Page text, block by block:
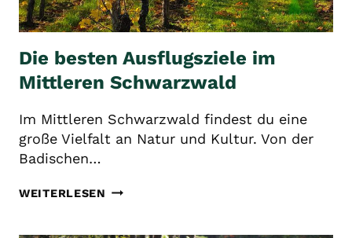
Die besten Ausflugsziele im
Mittleren Schwarzwald
Im Mittleren Schwarzwald findest du eine
große Vielfalt an Natur und Kultur. Von der
Badischen…
WEITERLESEN DIE